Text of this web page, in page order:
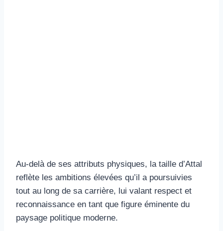
Au-delà de ses attributs physiques, la taille d’Attal
reflète les ambitions élevées qu’il a poursuivies
tout au long de sa carrière, lui valant respect et
reconnaissance en tant que figure éminente du
paysage politique moderne.